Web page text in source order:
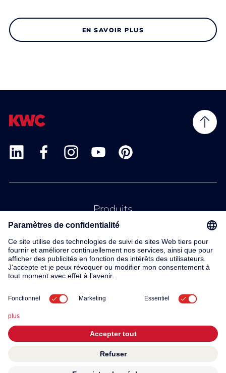
EN SAVOIR PLUS
Produits
Service
Contact
À propos de nous
Conditions generales
Mentions légales
Protection des données